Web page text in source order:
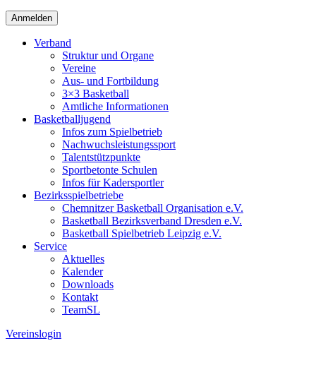
Verband
Struktur und Organe
Vereine
Aus- und Fortbildung
3×3 Basketball
Amtliche Informationen
Basketballjugend
Infos zum Spielbetrieb
Nachwuchsleistungssport
Talentstützpunkte
Sportbetonte Schulen
Infos für Kadersportler
Bezirksspielbetriebe
Chemnitzer Basketball Organisation e.V.
Basketball Bezirksverband Dresden e.V.
Basketball Spielbetrieb Leipzig e.V.
Service
Aktuelles
Kalender
Downloads
Kontakt
TeamSL
Vereinslogin